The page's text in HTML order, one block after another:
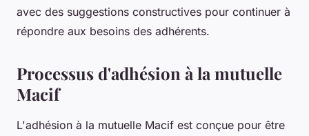
avec des suggestions constructives pour continuer à
répondre aux besoins des adhérents.
Processus d'adhésion à la mutuelle
Macif
L'adhésion à la mutuelle Macif est conçue pour être